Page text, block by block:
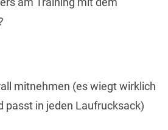
mitnehmen (es wiegt wirklich
passt in jeden Laufrucksack)